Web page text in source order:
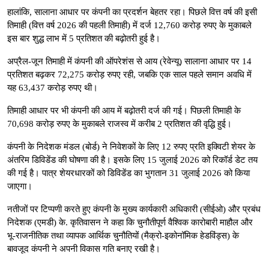
हालांकि, सालाना आधार पर कंपनी का प्रदर्शन बेहतर रहा। पिछले वित्त वर्ष की इसी
तिमाही (वित्त वर्ष 2026 की पहली तिमाही) में दर्ज 12,760 करोड़ रुपए के मुकाबले
इस बार शुद्ध लाभ में 5 प्रतिशत की बढ़ोतरी हुई है।
अप्रैल-जून तिमाही में कंपनी की ऑपरेशंस से आय (रेवेन्यू) सालाना आधार पर 14
प्रतिशत बढ़कर 72,275 करोड़ रुपए रही, जबकि एक साल पहले समान अवधि में
यह 63,437 करोड़ रुपए थी।
तिमाही आधार पर भी कंपनी की आय में बढ़ोतरी दर्ज की गई। पिछली तिमाही के
70,698 करोड़ रुपए के मुकाबले राजस्व में करीब 2 प्रतिशत की वृद्धि हुई।
कंपनी के निदेशक मंडल (बोर्ड) ने निवेशकों के लिए 12 रुपए प्रति इक्विटी शेयर के
अंतरिम डिविडेंड की घोषणा की है। इसके लिए 15 जुलाई 2026 को रिकॉर्ड डेट तय
की गई है। पात्र शेयरधारकों को डिविडेंड का भुगतान 31 जुलाई 2026 को किया
जाएगा।
नतीजों पर टिप्पणी करते हुए कंपनी के मुख्य कार्यकारी अधिकारी (सीईओ) और प्रबंध
निदेशक (एमडी) के. कृतिवासन ने कहा कि चुनौतीपूर्ण वैश्विक कारोबारी माहौल और
भू-राजनीतिक तथा व्यापक आर्थिक चुनौतियों (मैक्रो-इकोनॉमिक हेडविंड्स) के
बावजूद कंपनी ने अपनी विकास गति बनाए रखी है।